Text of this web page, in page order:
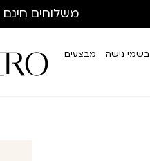
משלוחים חינם
בשמי נישה מבצעים